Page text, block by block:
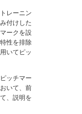
レーニン
付けした
ークを設
性を排除
いてピッ
ッチマー
いて、前
、説明を